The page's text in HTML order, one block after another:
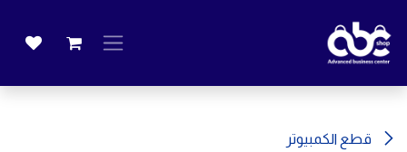
قطع الكمبيوتر